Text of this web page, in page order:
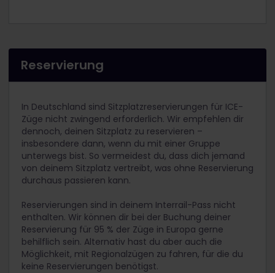
Reservierung
In Deutschland sind Sitzplatzreservierungen für ICE-
Züge nicht zwingend erforderlich. Wir empfehlen dir
dennoch, deinen Sitzplatz zu reservieren –
insbesondere dann, wenn du mit einer Gruppe
unterwegs bist. So vermeidest du, dass dich jemand
von deinem Sitzplatz vertreibt, was ohne Reservierung
durchaus passieren kann.
Reservierungen sind in deinem Interrail-Pass nicht
enthalten. Wir können dir bei der Buchung deiner
Reservierung für 95 % der Züge in Europa gerne
behilflich sein. Alternativ hast du aber auch die
Möglichkeit, mit Regionalzügen zu fahren, für die du
keine Reservierungen benötigst.